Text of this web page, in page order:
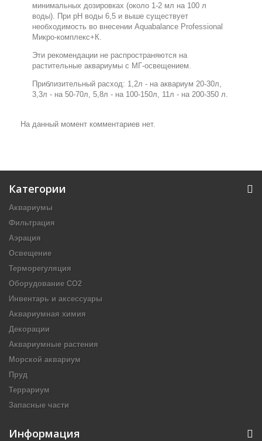
минимальных дозировках (около 1-2 мл на 100 л
воды). При рН воды 6,5 и выше существует
необходимость во внесении Aquabalance Professional
Микро-комплекс+К.
Эти рекомендации не распространяются на
растительные аквариумы с МГ-освещением.
Приблизительный расход: 1,2л - на аквариум 20-30л,
3,3л - на 50-70л, 5,8л - на 100-150л, 11л - на 200-350 л.
На данный момент комментариев нет.
Категории
Аквариумы
Фильтрация
Аэрация
Освещение
Терморегуляция
Оборудование CO2
Инвентарь и аксессуары
Аквариумная химия
Декорации
Аквариумные растения
Морской аквариум
Пруд
Террариум
Запасные части
Информация